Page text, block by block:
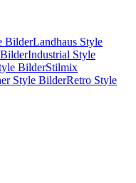
BilderLandhaus Style
Industrial Style
BilderStilmix
Style BilderRetro Style